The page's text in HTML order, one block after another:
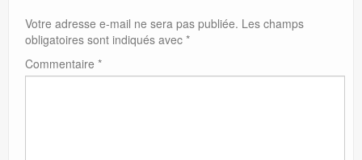
Votre adresse e-mail ne sera pas publiée. Les champs
obligatoires sont indiqués avec *
Commentaire *